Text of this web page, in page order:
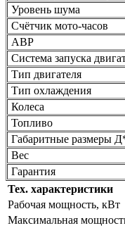
Уровень шума
Счётчик мото-часов
ABP
Система запуска
Тип двигателя
Тип охлаждения
Колеса
Топливо
Габаритные размеры
Вес
Гарантия
Тех. характеристики
Рабочая мощность, кВт
Максимальная